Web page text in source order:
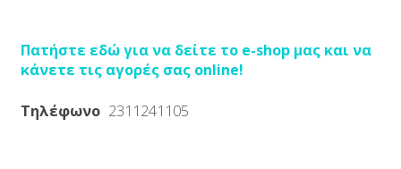
Πατήστε εδώ για να δείτε το e-shop μας και να
κάνετε τις αγορές σας online!
Τηλέφωνο 2311241105